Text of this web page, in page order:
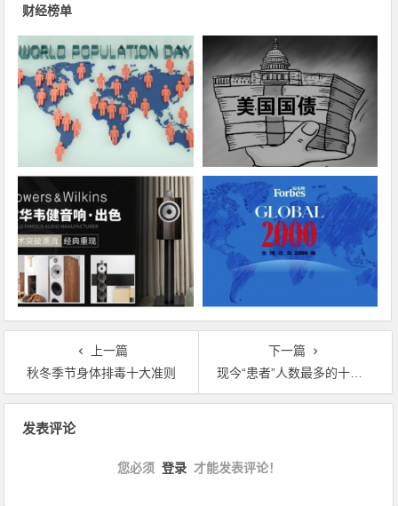
财经榜单
上一篇
秋冬季节身体排毒十大准则
下一篇
现今“患者”人数最多的十大流行病，比“新冠“还可怕
发表评论
您必须 登录 才能发表评论！